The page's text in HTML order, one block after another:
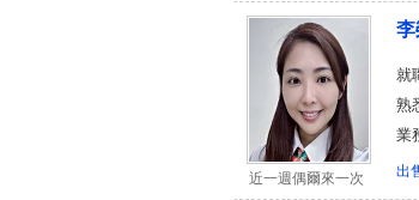
近一週偶爾來一次
李
就
熟
業
出